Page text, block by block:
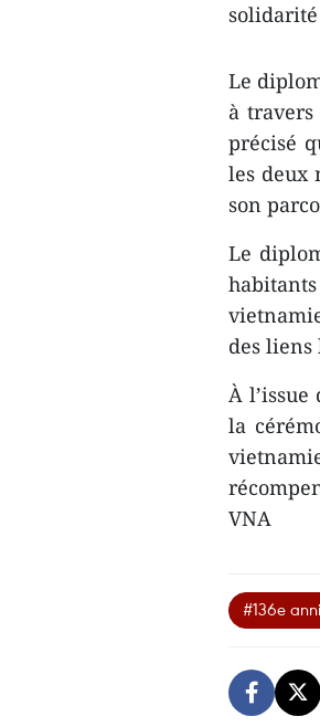
Le
à
précisé
les deux
son
Le
des
À
la
VNA
#136e